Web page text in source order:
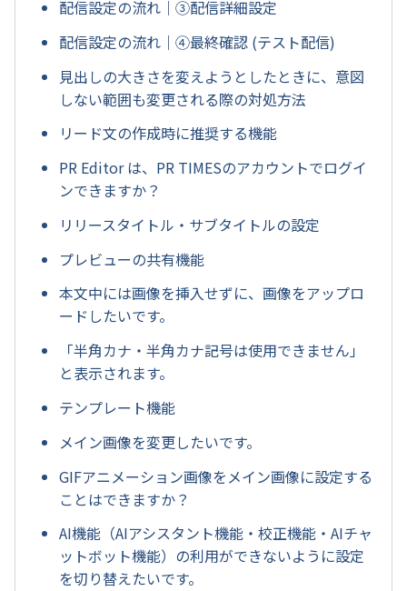
配信設定の流れ｜③配信詳細設定
配信設定の流れ｜④最終確認 (テスト配信)
見出しの大きさを変えようとしたときに、意図
しない範囲も変更される際の対処方法
リード文の作成時に推奨する機能
PR Editor は、PR TIMESのアカウントでログイ
ンできますか？
リリースタイトル・サブタイトルの設定
プレビューの共有機能
本文中には画像を挿入せずに、画像をアップロ
ードしたいです。
「半角カナ・半角カナ記号は使用できません」
と表示されます。
テンプレート機能
メイン画像を変更したいです。
GIFアニメーション画像をメイン画像に設定する
ことはできますか？
AI機能（AIアシスタント機能・校正機能・AIチャ
ットボット機能）の利用ができないように設定
を切り替えたいです。